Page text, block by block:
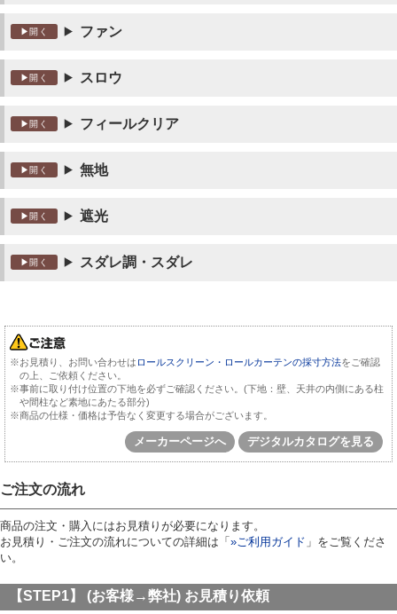
ファン
スロウ
フィールクリア
無地
遮光
スダレ調・スダレ
※お見積り、お問い合わせは ロールスクリーン・ロールカーテンの採寸方法をご確認
の上、ご依頼ください。
※事前に取り付け位置の下地を必ずご確認ください。(下地：壁、天井の内側にある柱
や間柱など素地にあたる部分)
※商品の仕様・価格は予告なく変更する場合がございます。
メーカーページへ デジタルカタログを見る
ご注文の流れ
商品の注文・購入にはお見積りが必要になります。
お見積り・ご注文の流れについての詳細は「»ご利用ガイド 」をご覧くださ
い。
【STEP1】 (お客様→弊社) お見積り依頼